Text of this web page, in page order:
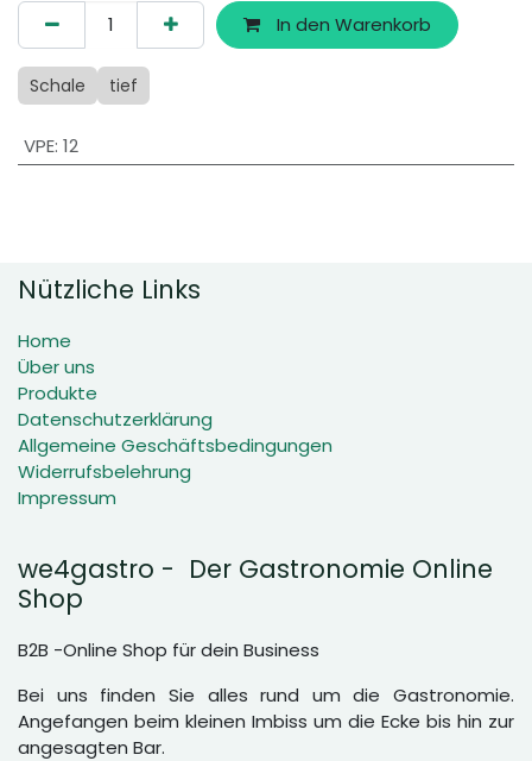
In den Warenkorb
Schale tief
VPE: 12
Nützliche Links
Home
Über uns
Produkte
Datenschutzerklärung
Allgemeine Geschäftsbedingungen
Widerrufsbelehrung
Impressum
we4gastro - Der Gastronomie Online
Shop
B2B -Online Shop für dein Business
Bei uns finden Sie alles rund um die Gastronomie.
Angefangen beim kleinen Imbiss um die Ecke bis hin zur
angesagten Bar.